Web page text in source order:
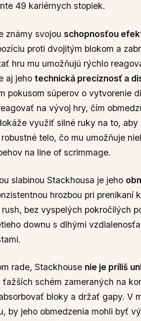
49 kariérnych stopiek.
známy svojouschopnosťou
proti dvojitým blokom a
hru mu umožňujú rýchlo
aj jehotechnická precíznosť a
pokusom súperov o vytvorenie
na vývoj hry, čím
využiť silné ruky na to,
telo, čo mu umožňuje
na line of scrimmage.
slabinou Stackhousa je jeho
hrozbou pri prenikaní
rush, bez vyspelých pokročilých
downu s dlhými
rade, Stackhouse nie je príliš
schém zameraných na
bloky a držať gapy. V
by jeho obmedzenia mohli byť